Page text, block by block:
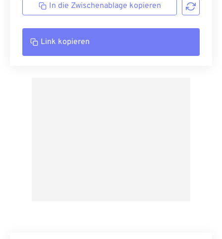
In die Zwischenablage kopieren
Link kopieren